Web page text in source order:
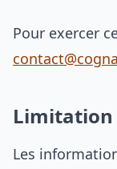
Pour exercer
Limitation
Les